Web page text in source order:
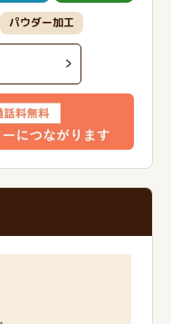
パウダー加工